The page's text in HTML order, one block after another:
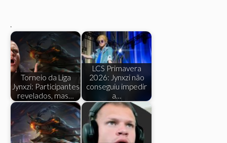
.
Torneio da Liga
Jynxzi: Participantes
revelados, mas…
LCS Primavera
2026: Jynxzi não
conseguiu impedir
a…